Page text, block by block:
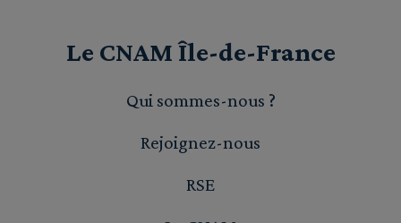
Le CNAM Île-de-France
Qui sommes-nous ?
Rejoignez-nous
RSE